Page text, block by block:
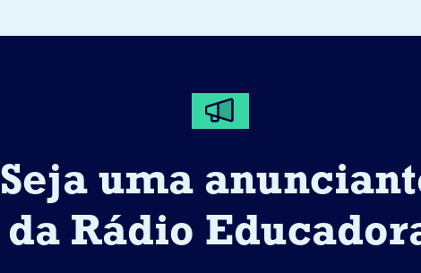
Seja uma
da Rádio